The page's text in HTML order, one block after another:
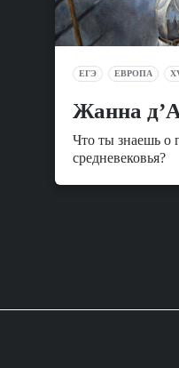
ЕГЭ ЕВРОПА
Жанна
Что ты знаешь о
средневековья?